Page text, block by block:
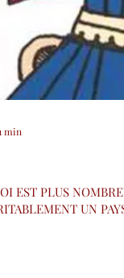
min
EST PLUS
UN